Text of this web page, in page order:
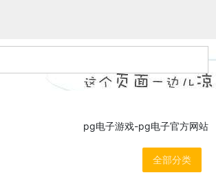
pg电子游戏-pg电子官方网站
全部分类